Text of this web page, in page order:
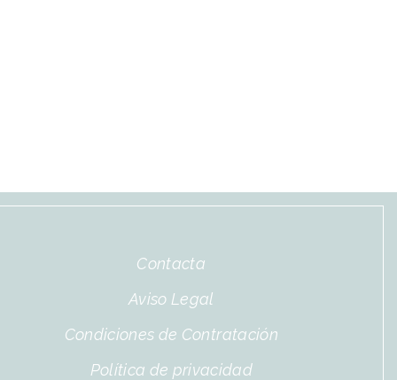
Contacta
Aviso Legal
Condiciones de Contratación
Política de privacidad